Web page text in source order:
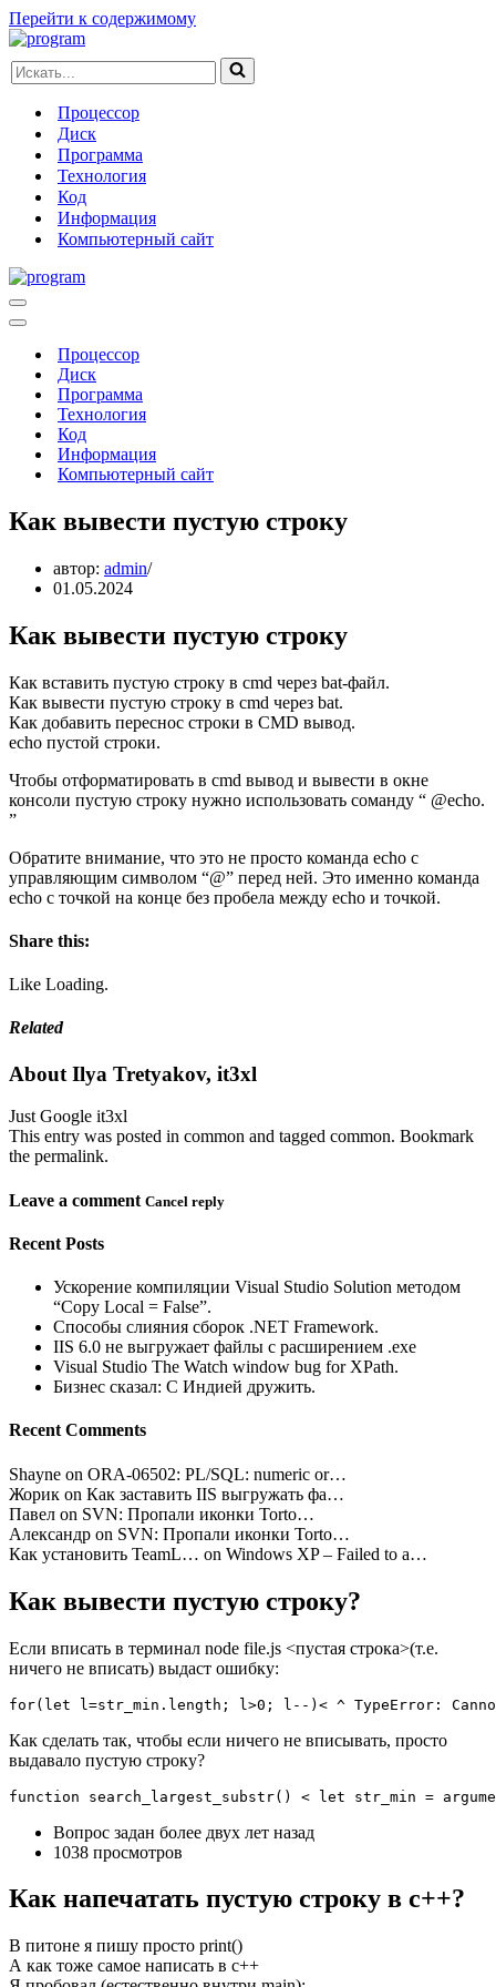
Перейти к содержимому
Искать...
Процессор
Диск
Программа
Технология
Код
Информация
Компьютерный сайт
Меню
навигации
Меню
навигацииПроцессор
Диск
Программа
Технология
Код
Информация
Компьютерный сайт
Как вывести пустую строку
автор: admin
01.05.2024
Как вывести пустую строку
Как вставить пустую строку в cmd через bat-файл.
Как вывести пустую строку в cmd через bat.
Как добавить переснос строки в CMD вывод.
echo пустой строки.
Чтобы отформатировать в cmd вывод и вывести в окне
консоли пустую строку нужно использовать соманду “ @echo.
”
Обратите внимание, что это не просто команда echo с
управляющим символом “@” перед ней. Это именно команда
echo с точкой на конце без пробела между echo и точкой.
Share this:
Like Loading.
Related
About Ilya Tretyakov, it3xl
Just Google it3xl
This entry was posted in common and tagged common. Bookmark
the permalink.
Leave a comment Cancel reply
Recent Posts
Ускорение компиляции Visual Studio Solution методом
“Copy Local = False”.
Способы слияния сборок .NET Framework.
IIS 6.0 не выгружает файлы с расширением .exe
Visual Studio The Watch window bug for XPath.
Бизнес сказал: С Индией дружить.
Recent Comments
Shayne on ORA-06502: PL/SQL: numeric or…
Жорик on Как заставить IIS выгружать фа…
Павел on SVN: Пропали иконки Torto…
Александр on SVN: Пропали иконки Torto…
Как установить TeamL… on Windows XP – Failed to a…
Как вывести пустую строку?
Если вписать в терминал node file.js <пустая строка>(т.е.
ничего не вписать) выдаст ошибку:
for(let l=str_min.length; l>0; l--)< ^ TypeError:
Как сделать так, чтобы если ничего не вписывать, просто
выдавало пустую строку?
function search_largest_substr() < let str_min =
Вопрос задан более двух лет назад
1038 просмотров
Как напечатать пустую строку в c++?
В питоне я пишу просто print()
А как тоже самое написать в c++